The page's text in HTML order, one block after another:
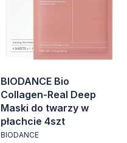
BIODANCE Bio
Collagen-Real Deep
Maski do twarzy w
płachcie 4szt
BIODANCE